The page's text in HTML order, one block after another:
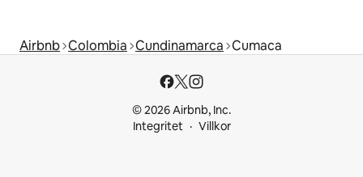
Airbnb Colombia Cundinamarca Cumaca
© 2026 Airbnb, Inc.
Integritet
Villkor